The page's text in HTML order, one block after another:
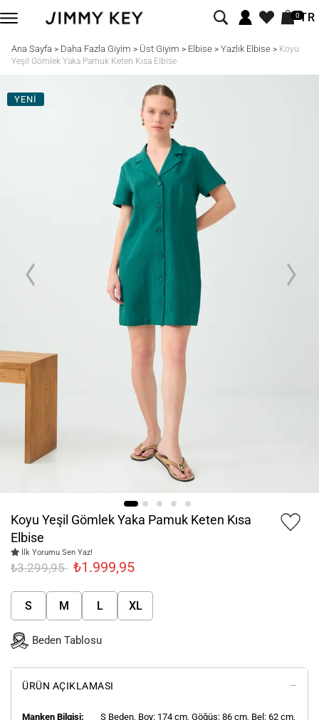
0TR
Ana Sayfa > Daha Fazla Giyim > Üst Giyim > Elbise> Yazlık Elbise> Koyu
Yeşil Gömlek Yaka Pamuk Keten Kısa Elbise
YENİ
Koyu Yeşil Gömlek Yaka Pamuk Keten Kısa
Elbise
İlk Yorumu Sen Yaz!
₺3.299,95 ₺1.999,95
S M L XL
Beden Tablosu
ÜRÜN AÇIKLAMASI
Manken Bilgisi: S Beden, Boy: 174 cm, Göğüs: 86 cm, Bel: 62 cm,